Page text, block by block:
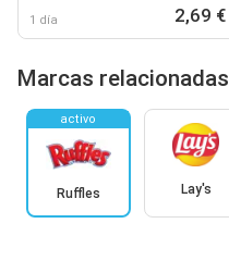
1 día 2,69 €
Marcas relacionadas
activo
Ruffles Lay's